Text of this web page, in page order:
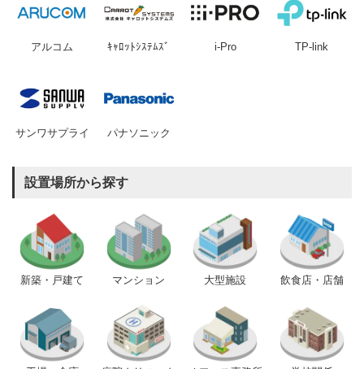
アルコム ｷｬﾛｯﾄｼｽﾃﾑｽﾞ i-Pro TP-link
サンワサプライ パナソニック
設置場所から探す
新築・戸建て マンション 大型施設 飲食店・店舗